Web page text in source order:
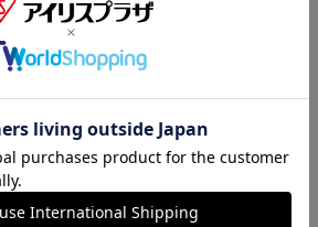
(0)
¥8,980
89ポイント(1倍)